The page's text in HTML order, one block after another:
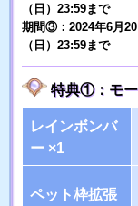
（日）23:59まで
期間③：2024年6月
（日）23:59まで
特典①：モー
レインボンバ
ー ×1
ペット枠拡張